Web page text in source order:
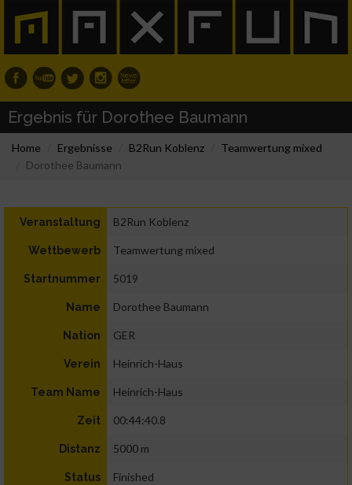
Ergebnis für Dorothee Baumann
Home Ergebnisse B2Run Koblenz
Teamwertung mixed
Dorothee Baumann
Veranstaltung B2Run Koblenz
Wettbewerb Teamwertung mixed
Startnummer 5019
Name Dorothee Baumann
Nation GER
Verein Heinrich-Haus
Team Name Heinrich-Haus
Zeit 00:44:40.8
Distanz 5000 m
Status Finished